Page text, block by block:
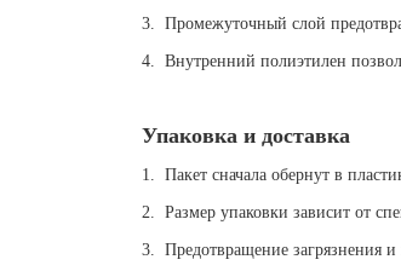
3. Промежуточный слой
4. Внутренний полиэтилен
Упаковка и доставка
1. Пакет сначала обернут в
2. Размер упаковки зависит от
3. Предотвращение загрязнения